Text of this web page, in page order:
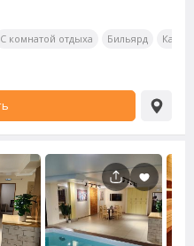
С комнатой отдыха Бильярд